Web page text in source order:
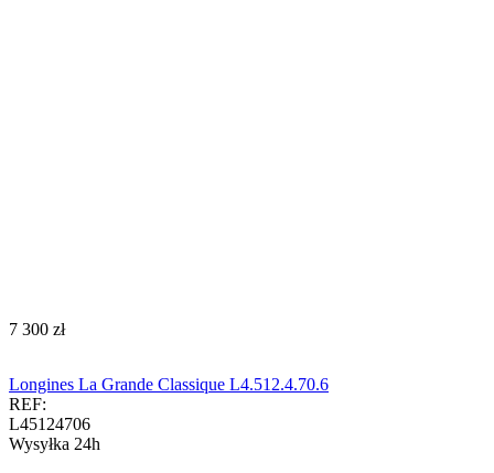
‍7 300‍ zł
Longines La Grande Classique L4.512.4.70.6
REF:
L45124706
Wysyłka 24h